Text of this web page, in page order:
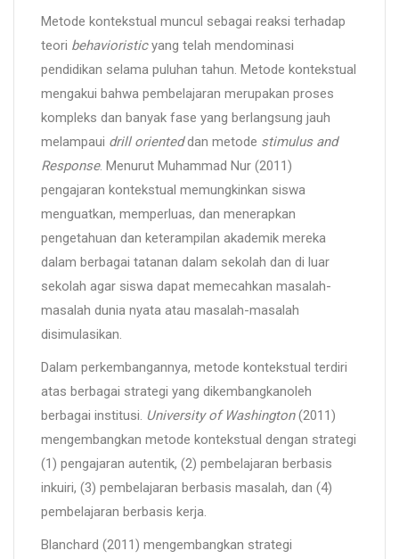
Metode kontekstual muncul sebagai reaksi terhadap
teori behavioristicyang telah mendominasi
pendidikan selama puluhan tahun. Metode kontekstual
mengakui bahwa pembelajaran merupakan proses
kompleks dan banyak fase yang berlangsung jauh
melampaui drill orienteddan metode stimulus and
Response. Menurut Muhammad Nur (2011)
pengajaran kontekstual memungkinkan siswa
menguatkan, memperluas, dan menerapkan
pengetahuan dan keterampilan akademik mereka
dalam berbagai tatanan dalam sekolah dan di luar
sekolah agar siswa dapat memecahkan masalah-
masalah dunia nyata atau masalah-masalah
disimulasikan.
Dalam perkembangannya, metode kontekstual terdiri
atas berbagai strategi yang dikembangkanoleh
berbagai institusi. University of Washington(2011)
mengembangkan metode kontekstual dengan strategi
(1) pengajaran autentik, (2) pembelajaran berbasis
inkuiri, (3) pembelajaran berbasis masalah, dan (4)
pembelajaran berbasis kerja.
Blanchard (2011) mengembangkan strategi